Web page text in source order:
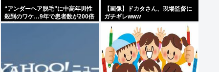
“アンダーヘア脱毛”に中高年男性
殺到のワケ…9年で患者数が200倍
以上
【画像】ドカタさん、現場監督に
ガチギレwww